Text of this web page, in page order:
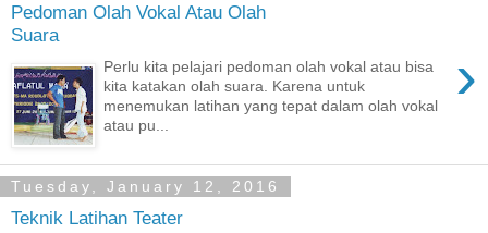
Pedoman Olah Vokal Atau Olah
Suara
›
Perlu kita pelajari pedoman olah vokal atau bisa
kita katakan olah suara. Karena untuk
menemukan latihan yang tepat dalam olah vokal
atau pu...
Tuesday, January 12, 2016
Teknik Latihan Teater